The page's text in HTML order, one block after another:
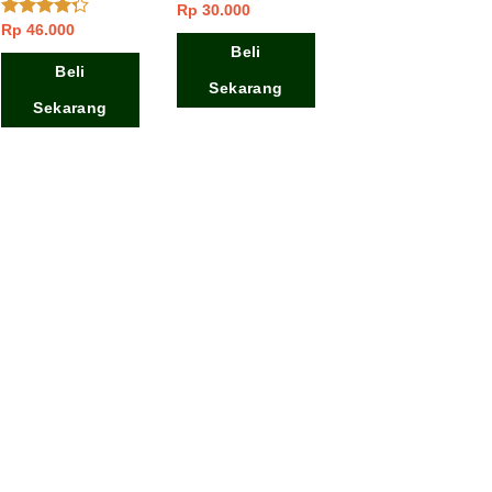
Dinilai
4.00dari
Rp 46.000
Beli
Sekarang
Dinilai
4.50dari 5
Rp 30.000
Beli
Sekarang